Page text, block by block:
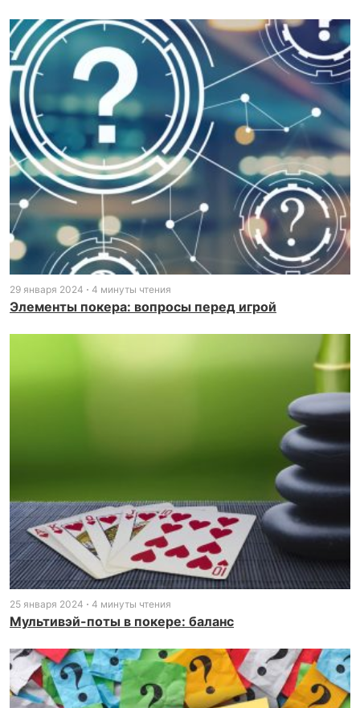
29 января 2024 4 минуты чтения
Элементы покера: вопросы перед игрой
25 января 2024 4 минуты чтения
Мультивэй-поты в покере: баланс